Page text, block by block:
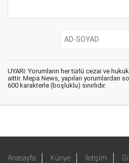
UYARI: Yorumların her türlü cezai ve
aittir. Mepa News, yapılan yorumlardan
600 karakterle (boşluklu) sınırlıdır.
Anasayfa Künye İletişim